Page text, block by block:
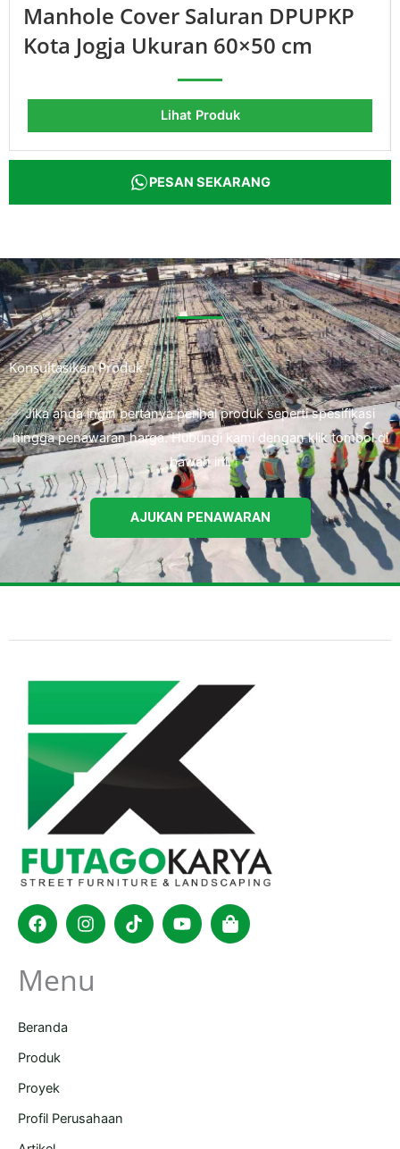
Manhole Cover Saluran DPUPKP
Kota Jogja Ukuran 60×50 cm
Lihat Produk
PESAN SEKARANG
Konsultasikan Produk
Jika anda ingin bertanya perihal produk seperti spesifikasi
hingga penawaran harga. Hubungi kami dengan klik tombol di
bawah ini.
AJUKAN PENAWARAN
FacebookInstagram
TiktokYoutubeShopping-
bag
Menu
Beranda
Produk
Proyek
Profil Perusahaan